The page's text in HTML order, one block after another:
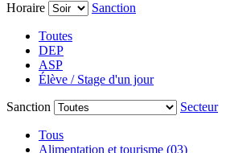
Horaire
Sanction
Toutes
DEP
ASP
Élève / Stage d'un jour
Sanction
Secteur
Tous
Alimentation et tourisme (03)